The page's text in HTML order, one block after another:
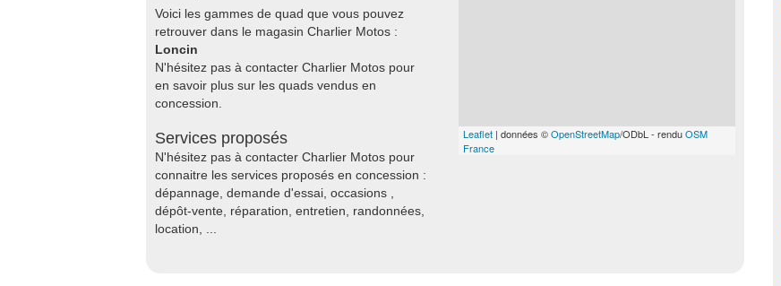
Voici les gammes de quad que vous pouvez
retrouver dans le magasin Charlier Motos :
Loncin
N'hésitez pas à contacter Charlier Motos pour
en savoir plus sur les quads vendus en
concession.
Services proposés
N'hésitez pas à contacter Charlier Motos pour
connaitre les services proposés en concession :
dépannage, demande d'essai, occasions ,
dépôt-vente, réparation, entretien, randonnées,
location, ...
Leaflet | données ©OpenStreetMap/ODbL - renduOSM
France